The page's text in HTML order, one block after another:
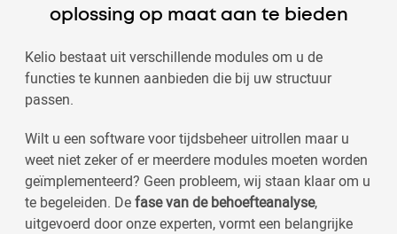
oplossing op maat aan te bieden
Kelio bestaat uit verschillende modules om u de
functies te kunnen aanbieden die bij uw structuur
passen.
Wilt u een software voor tijdsbeheer uitrollen maar u
weet niet zeker of er meerdere modules moeten worden
geïmplementeerd? Geen probleem, wij staan klaar om u
te begeleiden. Defase van de behoefteanalyse,
uitgevoerd door onze experten, vormt een belangrijke